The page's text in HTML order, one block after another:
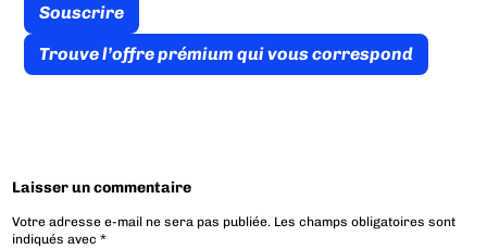
Souscrire
Trouve l’offre prémium qui vous correspond
Laisser un commentaire
Votre adresse e-mail ne sera pas publiée. Les champs obligatoires sont
indiqués avec*